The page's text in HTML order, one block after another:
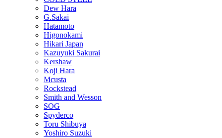
Dew Hara
G.Sakai
Hatamoto
Higonokami
Hikari Japan
Kazuyuki Sakurai
Kershaw
Koji Hara
Mcusta
Rockstead
Smith and Wesson
SOG
Spyderco
Toru Shibuya
Yoshiro Suzuki